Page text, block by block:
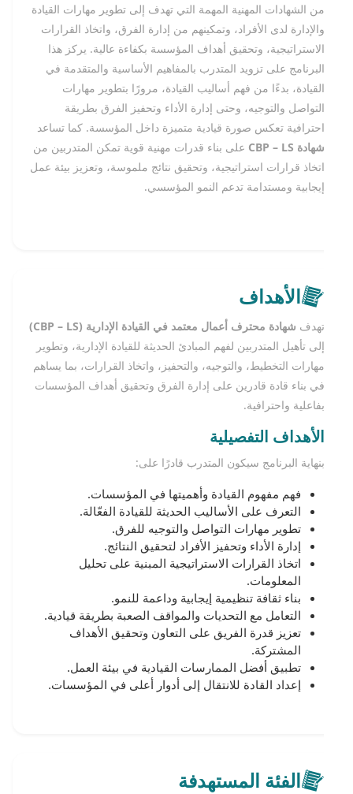
من الشهادات المهنية المهمة التي تهدف إلى تطوير مهارات القيادة
والإدارة لدى الأفراد، وتمكينهم من إدارة الفرق، واتخاذ القرارات
الاستراتيجية، وتحقيق أهداف المؤسسة بكفاءة عالية. يركز هذا
البرنامج على تزويد المتدرب بالمفاهيم الأساسية والمتقدمة في
القيادة، بدءًا من فهم أساليب القيادة، مرورًا بتطوير مهارات
التواصل والتوجيه، وحتى إدارة الأداء وتحفيز الفرق بطريقة
احترافية تعكس صورة قيادية متميزة داخل المؤسسة. كما تساعد
شهادة CBP – LS
على بناء قدرات مهنية قوية تمكن المتدربين من
اتخاذ قرارات استراتيجية، وتحقيق نتائج ملموسة، وتعزيز بيئة عمل
إيجابية ومستدامة تدعم النمو المؤسسي.
الأهداف
تهدف شهادة محترف أعمال معتمد في القيادة الإدارية (CBP – LS)
إلى تأهيل المتدربين لفهم المبادئ الحديثة للقيادة الإدارية، وتطوير
مهارات التخطيط، والتوجيه، والتحفيز، واتخاذ القرارات، بما يساهم
في بناء قادة قادرين على إدارة الفرق وتحقيق أهداف المؤسسات
بفاعلية واحترافية.
الأهداف التفصيلية
بنهاية البرنامج سيكون المتدرب قادرًا على:
فهم مفهوم القيادة وأهميتها في المؤسسات.
التعرف على الأساليب الحديثة للقيادة الفعّالة.
تطوير مهارات التواصل والتوجيه للفرق.
إدارة الأداء وتحفيز الأفراد لتحقيق النتائج.
اتخاذ القرارات الاستراتيجية المبنية على تحليل
المعلومات.
بناء ثقافة تنظيمية إيجابية وداعمة للنمو.
التعامل مع التحديات والمواقف الصعبة بطريقة قيادية.
تعزيز قدرة الفريق على التعاون وتحقيق الأهداف
المشتركة.
تطبيق أفضل الممارسات القيادية في بيئة العمل.
إعداد القادة للانتقال إلى أدوار أعلى في المؤسسات.
الفئة المستهدفة